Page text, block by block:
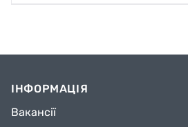
ІНФОРМАЦІЯ
Вакансії